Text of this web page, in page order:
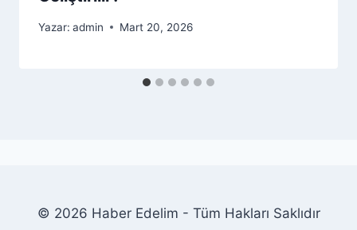
Yazar: admin Mart 20, 2026
© 2026 Haber Edelim - Tüm Hakları Saklıdır